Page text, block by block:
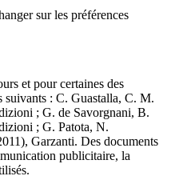
sur les préférences
et pour certaines des
suivants : C. Guastalla, C. M.
; G. de Savorgnani, B.
; G. Patota, N.
Garzanti. Des documents
publicitaire, la